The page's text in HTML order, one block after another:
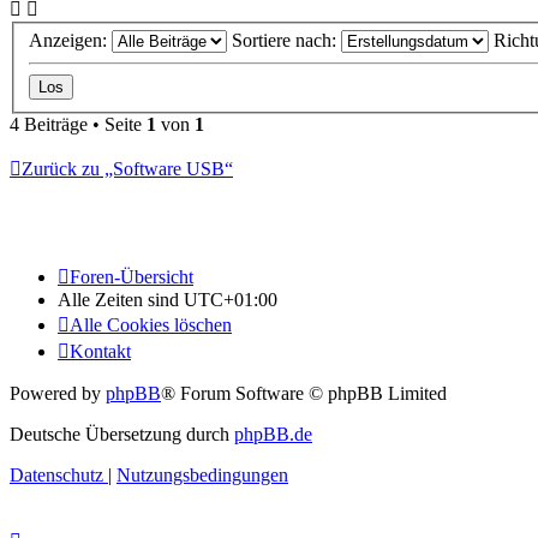
Anzeigen: Sortiere nach:
4 Beiträge • Seite 1 von 1
Zurück zu „Software USB“
Foren-Übersicht
Alle Zeiten sind UTC+01:00
Alle Cookies löschen
Kontakt
Powered by phpBB® Forum Software © phpBB Limited
Deutsche Übersetzung durch phpBB.de
Datenschutz | Nutzungsbedingungen